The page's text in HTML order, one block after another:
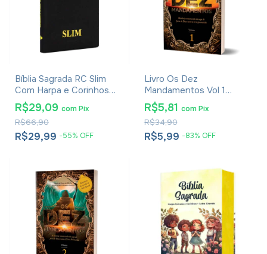
Bíblia Sagrada RC Slim
Com Harpa e Corinhos
Média Capa Zíper Preta
R$29,99 -55% OFF
R$66,90
R$29,09 comPix
Livro Os Dez
Mandamentos Vol 1
Adaptação Da Novela Da
Rede Record
R$5,99 -83% OFF
R$34,90
R$5,81 com Pix